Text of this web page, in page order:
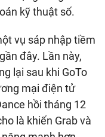
kỹ thuật số.
vụ sáp nhập tiềm
đây. Lần này,
lại sau khi GoTo
mại điện tử
hồi tháng 12
là khiến Grab và